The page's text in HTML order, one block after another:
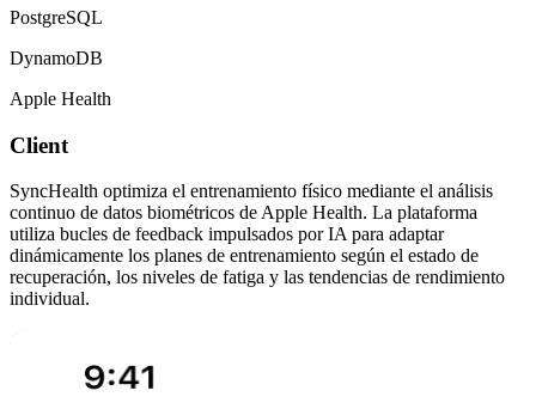
PostgreSQL
DynamoDB
Apple Health
Client
SyncHealth optimiza el entrenamiento físico mediante el análisis
continuo de datos biométricos de Apple Health. La plataforma
utiliza bucles de feedback impulsados por IA para adaptar
dinámicamente los planes de entrenamiento según el estado de
recuperación, los niveles de fatiga y las tendencias de rendimiento
individual.